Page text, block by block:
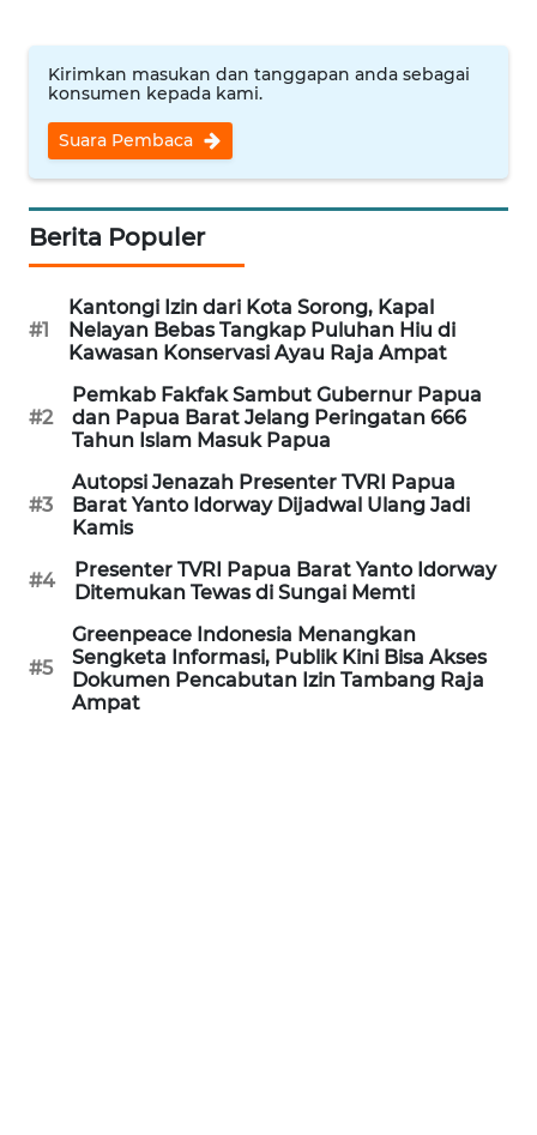
Kirimkan masukan dan tanggapan anda sebagai
konsumen kepada kami.
Suara Pembaca
Berita Populer
#1
Kantongi Izin dari Kota Sorong, Kapal
Nelayan Bebas Tangkap Puluhan Hiu di
Kawasan Konservasi Ayau Raja Ampat
#2
Pemkab Fakfak Sambut Gubernur Papua
dan Papua Barat Jelang Peringatan 666
Tahun Islam Masuk Papua
#3
Autopsi Jenazah Presenter TVRI Papua
Barat Yanto Idorway Dijadwal Ulang Jadi
Kamis
#4
Presenter TVRI Papua Barat Yanto Idorway
Ditemukan Tewas di Sungai Memti
#5
Greenpeace Indonesia Menangkan
Sengketa Informasi, Publik Kini Bisa Akses
Dokumen Pencabutan Izin Tambang Raja
Ampat
WN
INDRAMAYU
KUNINGAN
MAJALENGKA
WN
SUBANG
SUKABUMI
PURWAKARTA
WN
PRIANGAN
TIMUR